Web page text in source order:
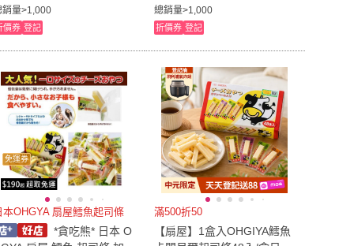
銷量>1,000
價券 登記
總銷量>1,000
折價券 登記
免運券
本OHGYA 扇屋鱈魚起司條
*貪吃熊* 日本 O
滿500折50
【扇屋】1盒入OHGIYA鱈魚